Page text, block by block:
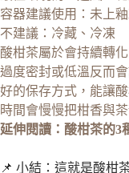
容器建議使用：未上
不建議：冷藏、冷凍
酸柑茶屬於會持續轉
過度密封或低溫反而
好的保存方式，能讓
時間會慢慢把柑香與
延伸閱讀：酸柑茶的3
📌 小結：這就是酸柑